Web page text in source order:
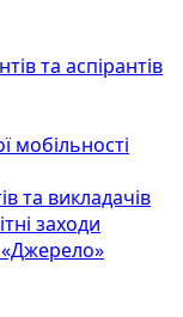
та аспірантів
мобільності
та викладачів
заходи